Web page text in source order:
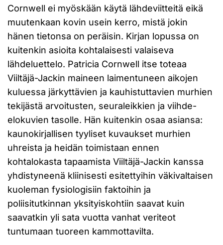
Cornwell ei myöskään käytä lähdeviitteitä eikä
muutenkaan kovin usein kerro, mistä jokin
hänen tietonsa on peräisin. Kirjan lopussa on
kuitenkin asioita kohtalaisesti valaiseva
lähdeluettelo. Patricia Cornwell itse toteaa
Viiltäjä-Jackin maineen laimentuneen aikojen
kuluessa järkyttävien ja kauhistuttavien murhien
tekijästä arvoitusten, seuraleikkien ja viihde-
elokuvien tasolle. Hän kuitenkin osaa asiansa:
kaunokirjallisen tyyliset kuvaukset murhien
uhreista ja heidän toimistaan ennen
kohtalokasta tapaamista Viiltäjä-Jackin kanssa
yhdistyneenä kliinisesti esitettyihin väkivaltaisen
kuoleman fysiologisiin faktoihin ja
poliisitutkinnan yksityiskohtiin saavat kuin
saavatkin yli sata vuotta vanhat veriteot
tuntumaan tuoreen kammottavilta.